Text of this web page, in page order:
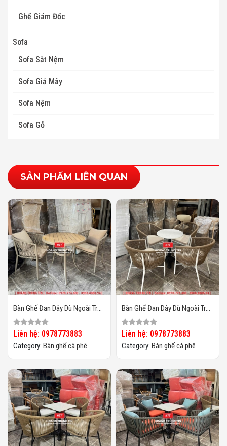
Ghế Giám Đốc
Sofa
Sofa Sắt Nệm
Sofa Giả Mây
Sofa Nệm
Sofa Gỗ
SẢN PHẨM LIÊN QUAN
Bàn Ghế Đan Dây Dù Ngoài Trời
HTT06
Liên hệ: 0978773883
Category: Bàn ghế cà phê
Bàn Ghế Đan Dây Dù Ngoài Trời
HTT05
Liên hệ: 0978773883
Category: Bàn ghế cà phê